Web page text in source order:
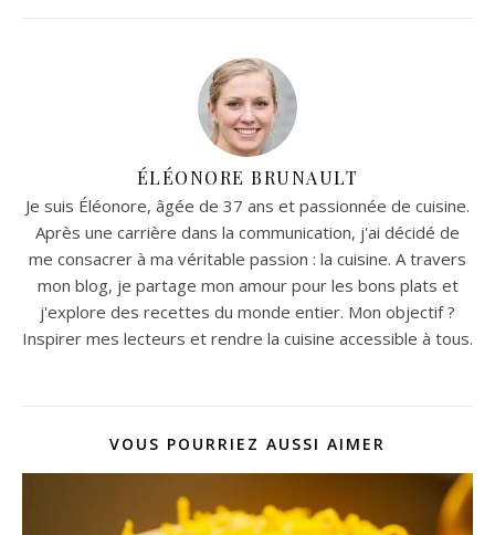
ÉLÉONORE BRUNAULT
Je suis Éléonore, âgée de 37 ans et passionnée de cuisine.
Après une carrière dans la communication, j'ai décidé de
me consacrer à ma véritable passion : la cuisine. A travers
mon blog, je partage mon amour pour les bons plats et
j'explore des recettes du monde entier. Mon objectif ?
Inspirer mes lecteurs et rendre la cuisine accessible à tous.
VOUS POURRIEZ AUSSI AIMER